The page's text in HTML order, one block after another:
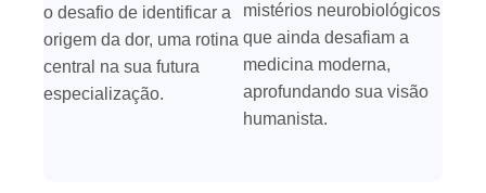
o desafio de identificar a
origem da dor, uma rotina
central na sua futura
especialização.
mistérios neurobiológicos
que ainda desafiam a
medicina moderna,
aprofundando sua visão
humanista.